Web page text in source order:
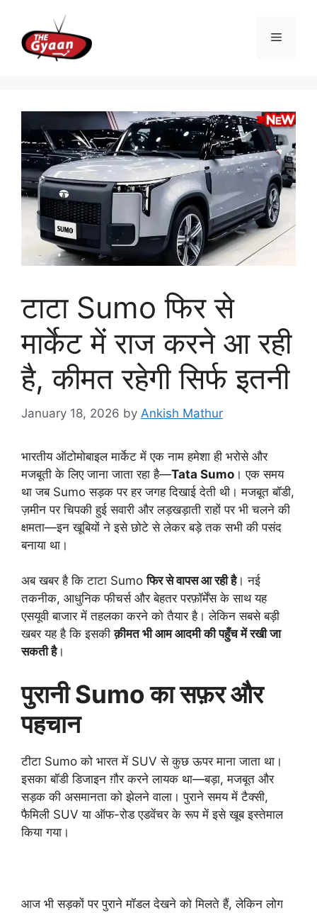
content
Menu
टाटा Sumo फिर से
मार्केट में राज करने आ रही
है, कीमत रहेगी सिर्फ इतनी
January 18, 2026 by Ankish Mathur
भारतीय ऑटोमोबाइल मार्केट में एक नाम हमेशा ही भरोसे और
मजबूती के लिए जाना जाता रहा है—Tata Sumo । एक समय
था जब Sumo सड़क पर हर जगह दिखाई देती थी। मजबूत बॉडी,
ज़मीन पर चिपकी हुई सवारी और लड़खड़ाती राहों पर भी चलने की
क्षमता—इन खूबियों ने इसे छोटे से लेकर बड़े तक सभी की पसंद
बनाया था।
अब खबर है कि टाटा Sumoफिर से वापस आ रही है। नई
तकनीक, आधुनिक फीचर्स और बेहतर परफ़ॉर्मेंस के साथ यह
एसयूवी बाजार में तहलका करने को तैयार है। लेकिन सबसे बड़ी
खबर यह है कि इसकीक़ीमत भी आम आदमी की पहुँच में रखी जा
सकती है।
पुरानी Sumo का सफ़र और
पहचान
टीटा Sumo को भारत में SUV से कुछ ऊपर माना जाता था।
इसका बॉडी डिजाइन ग़ौर करने लायक था—बड़ा, मजबूत और
सड़क की असमानता को झेलने वाला। पुराने समय में टैक्सी,
फैमिली SUV या ऑफ-रोड एडवेंचर के रूप में इसे खूब इस्तेमाल
किया गया।
आज भी सड़कों पर पुराने मॉडल देखने को मिलते हैं, लेकिन लोग